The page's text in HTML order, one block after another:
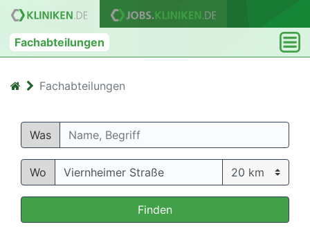
Fachabteilungen
Fachabteilungen
Was
Wo
Finden